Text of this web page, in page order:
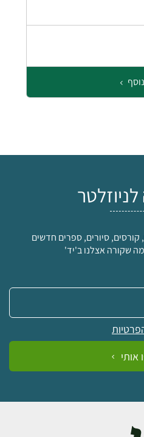
סיורים, ספרים חדשים
שקורה אצלנו ב'יד'
אותי